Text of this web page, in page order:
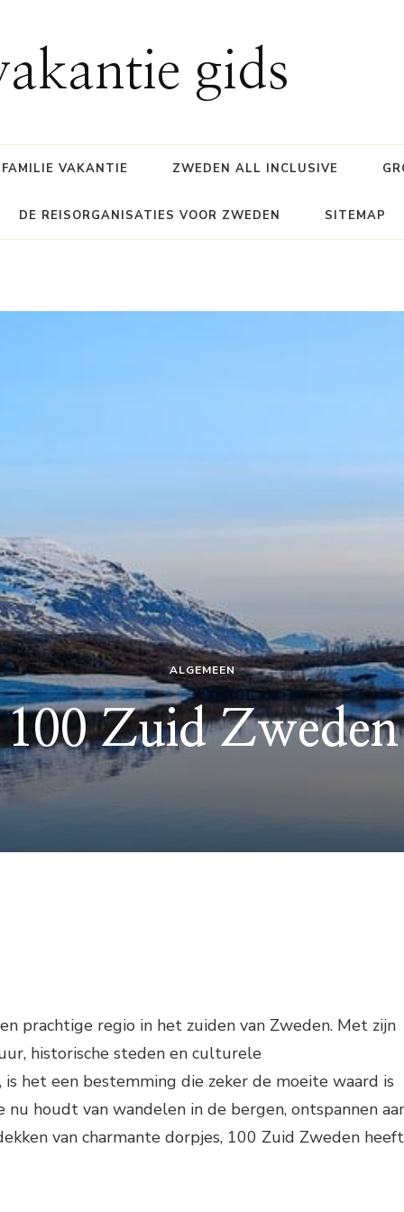
gids
FAMILIE VAKANTIE ZWEDEN ALL INCLUSIVE
DE REISORGANISATIES VOOR ZWEDEN SITEMAP
ALGEMEEN
100 Zuid Zweden
prachtige regio in het zuiden van Zweden. Met zijn
historische steden en culturele
is het een bestemming die zeker de moeite waard is
nu houdt van wandelen in de bergen, ontspannen
van charmante dorpjes, 100 Zuid Zweden heeft